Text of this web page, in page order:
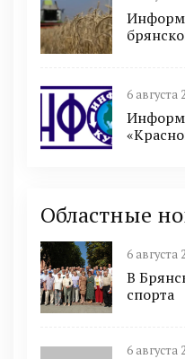
6 августа
Областные
6 августа
В
спорта
6 августа